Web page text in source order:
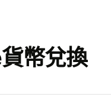
幣兌換